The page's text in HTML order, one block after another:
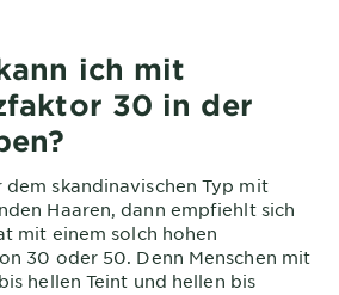
ich mit
30 in der
dem skandinavischen Typ mit
Haaren, dann empfiehlt sich
mit einem solch hohen
30 oder 50. Denn Menschen mit
hellen Teint und hellen bis